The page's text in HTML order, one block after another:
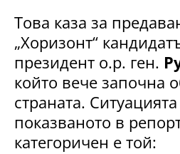
Това каза за
„Хоризонт“
президент о.р. ген.
който вече започна
страната.
показваното в
категоричен е той: